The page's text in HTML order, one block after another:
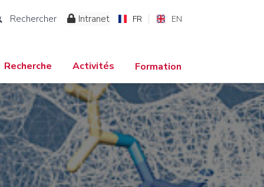
Rechercher Intranet FR EN
Recherche Activités Formation